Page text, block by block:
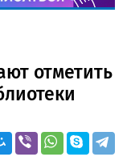
отметить